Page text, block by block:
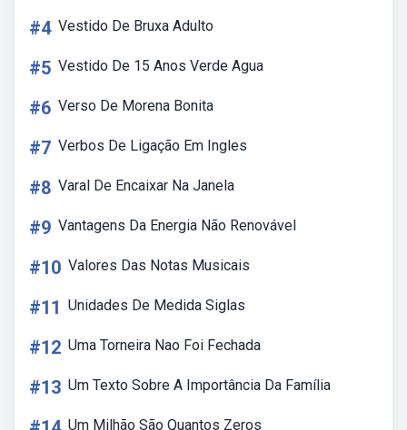
#4 Vestido De Bruxa Adulto
#5 Vestido De 15 Anos Verde Agua
#6 Verso De Morena Bonita
#7 Verbos De Ligação Em Ingles
#8 Varal De Encaixar Na Janela
#9 Vantagens Da Energia Não Renovável
#10 Valores Das Notas Musicais
#11 Unidades De Medida Siglas
#12 Uma Torneira Nao Foi Fechada
#13 Um Texto Sobre A Importância Da Família
Um Milhão São Quantos Zeros